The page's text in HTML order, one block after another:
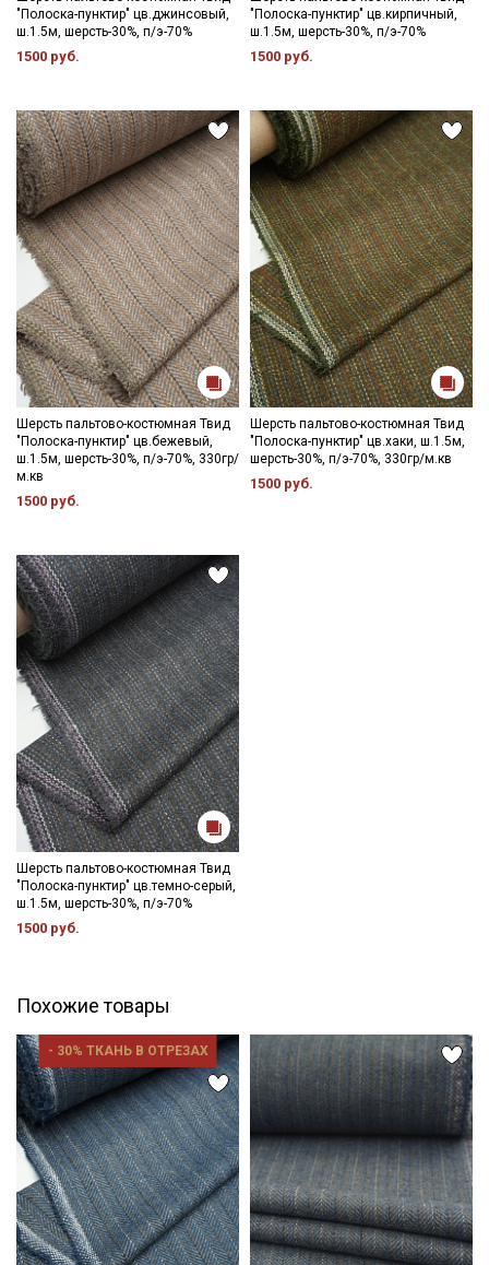
- запрещены отбеливатели, рекомендуются жидкие средства
для стирки шерстяных изделий;
- полоскание следует проводить при аналогичной
- глажка только с изнаночной стороны, через проутюжильник.
Цветопередача может отличаться от оригинального цвета
ткани в зависимости от настроек вашего монитора и в
зависимости от партии.
"Полоска-пунктир" цв.джинсовый,
ш.1.5м, шерсть-30%, п/э-70%
1500 руб.
"Полоска-пунктир" цв.кирпичный,
ш.1.5м, шерсть-30%, п/э-70%
1500 руб.
Шерсть пальтово-костюмная Твид
"Полоска-пунктир" цв.бежевый,
ш.1.5м, шерсть-30%, п/э-70%, 330гр/
м.кв
1500 руб.
Шерсть пальтово-костюмная Твид
"Полоска-пунктир" цв.хаки, ш.1.5м,
шерсть-30%, п/э-70%, 330гр/м.кв
1500 руб.
Шерсть пальтово-костюмная Твид
"Полоска-пунктир" цв.темно-серый,
ш.1.5м, шерсть-30%, п/э-70%
1500 руб.
Похожие товары
- 30% ТКАНЬ В ОТРЕЗАХ
промокоды и скидки до 30% на узкие
категории тканей
Подписаться
Ознакомлен(а) сПолитикой обработки персональных
данныхи даюСогласие на обработку персональных
данных
ДаюСогласие на получение рекламных и
информационных рассылок